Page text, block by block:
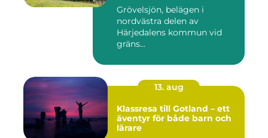
Grövelsjön, belägen i
nordvästra delen av
Härjedalens kommun vid
gräns...
13. aug
Klassresa till Gotland – ett
äventyr för både barn och
lärare